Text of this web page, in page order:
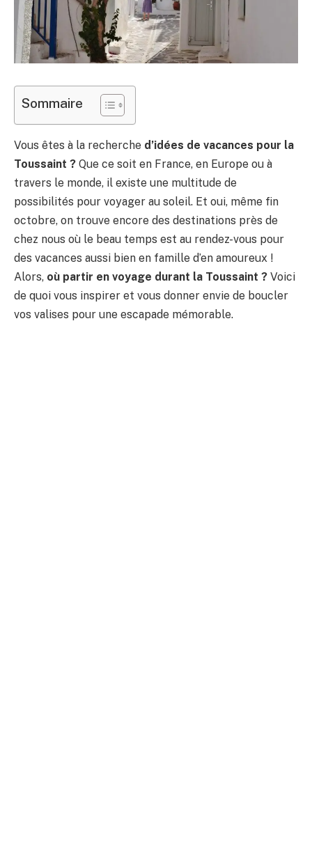
Sommaire
Vous êtes à la recherche d’idées de vacances pour la
Toussaint ? Que ce soit en France, en Europe ou à
travers le monde, il existe une multitude de
possibilités pour voyager au soleil. Et oui, même fin
octobre, on trouve encore des destinations près de
chez nous où le beau temps est au rendez-vous pour
des vacances aussi bien en famille d’en amoureux !
Alors, où partir en voyage durant la Toussaint ? Voici
de quoi vous inspirer et vous donner envie de boucler
vos valises pour une escapade mémorable.